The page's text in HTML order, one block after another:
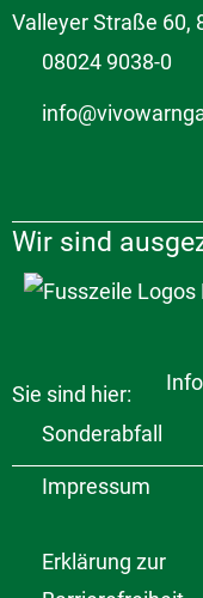
Valleyer Straße 60,
08024 9038-0
Wir sind
Sie sind hier:
Sonderabfall
Impressum
Erklärung zur